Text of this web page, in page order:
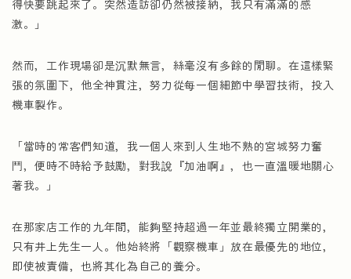
得快要跳起來了。突然造訪卻仍然被接納，我只有滿滿的感
激。」
然而，工作現場卻是沉默無言，絲毫沒有多餘的閒聊。在這樣緊
張的氛圍下，他全神貫注，努力從每一個細節中學習技術，投入
機車製作。
「當時的常客們知道，我一個人來到人生地不熟的宮城努力奮
鬥，便時不時給予鼓勵，對我說『加油啊』，也一直溫暖地關心
著我。」
在那家店工作的九年間，能夠堅持超過一年並最終獨立開業的，
只有井上先生一人。他始終將「觀察機車」放在最優先的地位，
即使被責備，也將其化為自己的養分。